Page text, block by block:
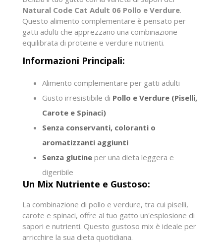
Natural Code Cat Adult 06 Pollo e Verdure.
Questo alimento complementare è pensato per
gatti adulti che apprezzano una combinazione
equilibrata di proteine e verdure nutrienti.
Informazioni Principali:
Alimento complementare per gatti adulti
Gusto irresistibile di Pollo e Verdure (Piselli,
Carote e Spinaci)
Senza conservanti, coloranti o
aromatizzanti aggiunti
Senza glutine per una dieta leggera e
digeribile
Un Mix Nutriente e Gustoso:
La combinazione di pollo e verdure, tra cui piselli,
carote e spinaci, offre al tuo gatto un'esplosione di
sapori e nutrienti. Questo gustoso mix è ideale per
arricchire la sua dieta quotidiana.